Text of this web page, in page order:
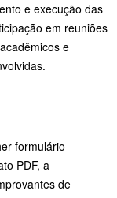
e execução das
em reuniões
e
formulário
PDF, a
de